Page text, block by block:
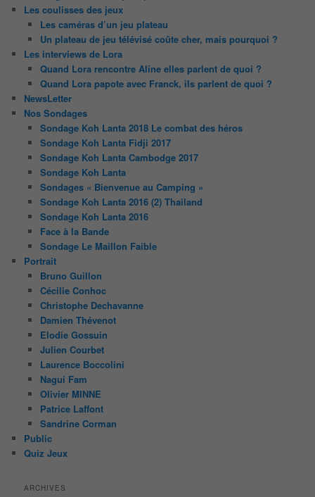
Les coulisses des jeux
Les caméras d’un jeu plateau
Un plateau de jeu télévisé coûte cher, mais pourquoi ?
Les interviews de Lora
Quand Lora rencontre Aline elles parlent de quoi ?
Quand Lora papote avec Franck, ils parlent de quoi ?
NewsLetter
Nos Sondages
Sondage Koh Lanta 2018 Le combat des héros
Sondage Koh Lanta Fidji 2017
Sondage Koh Lanta Cambodge 2017
Sondage Koh Lanta
Sondages « Bienvenue au Camping »
Sondage Koh Lanta 2016 (2) Thailand
Sondage Koh Lanta 2016
Face à la Bande
Sondage Le Maillon Faible
Portrait
Bruno Guillon
Cécilie Conhoc
Christophe Dechavanne
Damien Thévenot
Elodie Gossuin
Julien Courbet
Laurence Boccolini
Nagui Fam
Olivier MINNE
Patrice Laffont
Sandrine Corman
Public
Quiz Jeux
ARCHIVES